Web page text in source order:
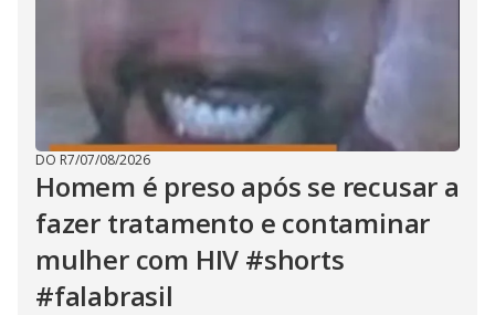
DO R7/07/08/2026
Homem é preso após se recusar a
fazer tratamento e contaminar
mulher com HIV #shorts
#falabrasil